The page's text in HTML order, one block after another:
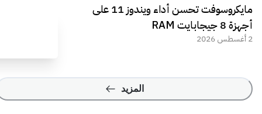
مايكروسوفت تحسن أداء ويندوز 11 على
أجهزة 8 جيجابايت RAM
2 أغسطس 2026
المزيد